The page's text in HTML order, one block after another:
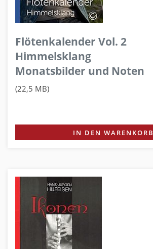
Flötenkalender Vol. 2
Himmelsklang
Monatsbilder und Noten
(22,5 MB)
IN DEN WARENKORB